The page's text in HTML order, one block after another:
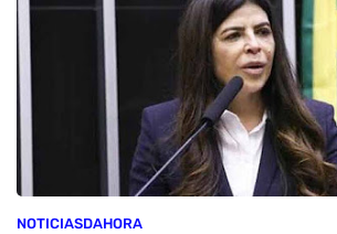
NOTICIASDAHORA